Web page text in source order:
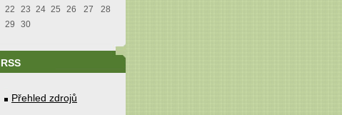
22
23 24 25 26 27
28
29
30
RSS
Přehled zdrojů